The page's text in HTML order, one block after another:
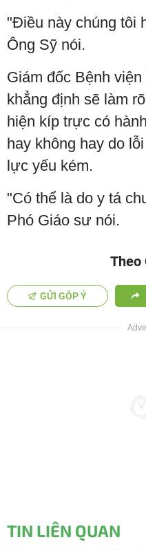
"Điều này chúng tôi
Ông Sỹ nói.
Giám đốc Bệnh
khẳng định sẽ làm
hiện kíp trực có
hay không hay do
lực yếu kém.
"Có thể là do y tá
Phó Giáo sư nói.
Theo
GỬI GÓP Ý
TIN LIÊN QUAN